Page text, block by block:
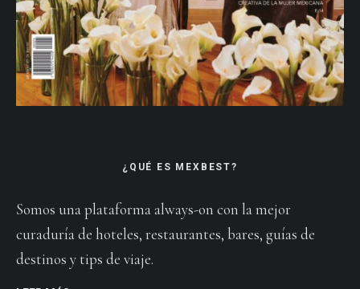
¿QUÉ ES MEXBEST?
Somos una plataforma always-on con la mejor
curaduría de hoteles, restaurantes, bares, guías de
destinos y tips de viaje.